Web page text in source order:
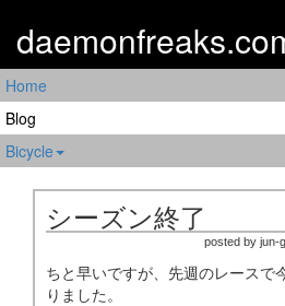
Home
Blog
Bicycle
シーズン終了
posted by jun-
ちと早いですが、先週のレースで
りました。